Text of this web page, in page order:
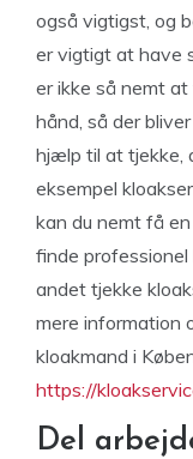
også vigtigst, og
er vigtigt at have
er ikke så nemt
hånd, så der
hjælp til at tjekke,
eksempel
kan du nemt få
finde
andet tjekke
mere information
kloakmand i
https://
Del